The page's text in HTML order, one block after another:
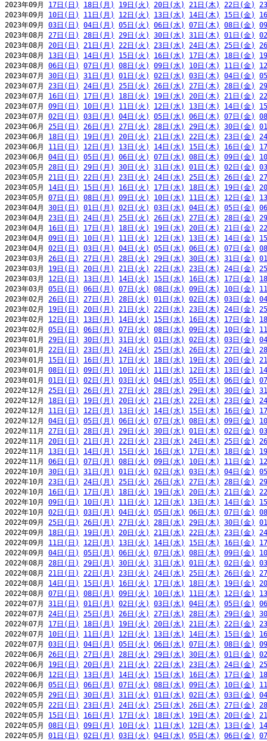
2023年09月 17日(日) 18日(月) 19日(火) 20日(水) 21日(木) 22日(金)
2023年09月 10日(日) 11日(月) 12日(火) 13日(水) 14日(木) 15日(金)
2023年09月 03日(日) 04日(月) 05日(火) 06日(水) 07日(木) 08日(金)
2023年08月 27日(日) 28日(月) 29日(火) 30日(水) 31日(木) 01日(金)
2023年08月 20日(日) 21日(月) 22日(火) 23日(水) 24日(木) 25日(金)
2023年08月 13日(日) 14日(月) 15日(火) 16日(水) 17日(木) 18日(金)
2023年08月 06日(日) 07日(月) 08日(火) 09日(水) 10日(木) 11日(金)
2023年07月 30日(日) 31日(月) 01日(火) 02日(水) 03日(木) 04日(金)
2023年07月 23日(日) 24日(月) 25日(火) 26日(水) 27日(木) 28日(金)
2023年07月 16日(日) 17日(月) 18日(火) 19日(水) 20日(木) 21日(金)
2023年07月 09日(日) 10日(月) 11日(火) 12日(水) 13日(木) 14日(金)
2023年07月 02日(日) 03日(月) 04日(火) 05日(水) 06日(木) 07日(金)
2023年06月 25日(日) 26日(月) 27日(火) 28日(水) 29日(木) 30日(金)
2023年06月 18日(日) 19日(月) 20日(火) 21日(水) 22日(木) 23日(金)
2023年06月 11日(日) 12日(月) 13日(火) 14日(水) 15日(木) 16日(金)
2023年06月 04日(日) 05日(月) 06日(火) 07日(水) 08日(木) 09日(金)
2023年05月 28日(日) 29日(月) 30日(火) 31日(水) 01日(木) 02日(金)
2023年05月 21日(日) 22日(月) 23日(火) 24日(水) 25日(木) 26日(金)
2023年05月 14日(日) 15日(月) 16日(火) 17日(水) 18日(木) 19日(金)
2023年05月 07日(日) 08日(月) 09日(火) 10日(水) 11日(木) 12日(金)
2023年04月 30日(日) 01日(月) 02日(火) 03日(水) 04日(木) 05日(金)
2023年04月 23日(日) 24日(月) 25日(火) 26日(水) 27日(木) 28日(金)
2023年04月 16日(日) 17日(月) 18日(火) 19日(水) 20日(木) 21日(金)
2023年04月 09日(日) 10日(月) 11日(火) 12日(水) 13日(木) 14日(金)
2023年04月 02日(日) 03日(月) 04日(火) 05日(水) 06日(木) 07日(金)
2023年03月 26日(日) 27日(月) 28日(火) 29日(水) 30日(木) 31日(金)
2023年03月 19日(日) 20日(月) 21日(火) 22日(水) 23日(木) 24日(金)
2023年03月 12日(日) 13日(月) 14日(火) 15日(水) 16日(木) 17日(金)
2023年03月 05日(日) 06日(月) 07日(火) 08日(水) 09日(木) 10日(金)
2023年02月 26日(日) 27日(月) 28日(火) 01日(水) 02日(木) 03日(金)
2023年02月 19日(日) 20日(月) 21日(火) 22日(水) 23日(木) 24日(金)
2023年02月 12日(日) 13日(月) 14日(火) 15日(水) 16日(木) 17日(金)
2023年02月 05日(日) 06日(月) 07日(火) 08日(水) 09日(木) 10日(金)
2023年01月 29日(日) 30日(月) 31日(火) 01日(水) 02日(木) 03日(金)
2023年01月 22日(日) 23日(月) 24日(火) 25日(水) 26日(木) 27日(金)
2023年01月 15日(日) 16日(月) 17日(火) 18日(水) 19日(木) 20日(金)
2023年01月 08日(日) 09日(月) 10日(火) 11日(水) 12日(木) 13日(金)
2023年01月 01日(日) 02日(月) 03日(火) 04日(水) 05日(木) 06日(金)
2022年12月 25日(日) 26日(月) 27日(火) 28日(水) 29日(木) 30日(金)
2022年12月 18日(日) 19日(月) 20日(火) 21日(水) 22日(木) 23日(金)
2022年12月 11日(日) 12日(月) 13日(火) 14日(水) 15日(木) 16日(金)
2022年12月 04日(日) 05日(月) 06日(火) 07日(水) 08日(木) 09日(金)
2022年11月 27日(日) 28日(月) 29日(火) 30日(水) 01日(木) 02日(金)
2022年11月 20日(日) 21日(月) 22日(火) 23日(水) 24日(木) 25日(金)
2022年11月 13日(日) 14日(月) 15日(火) 16日(水) 17日(木) 18日(金)
2022年11月 06日(日) 07日(月) 08日(火) 09日(水) 10日(木) 11日(金)
2022年10月 30日(日) 31日(月) 01日(火) 02日(水) 03日(木) 04日(金)
2022年10月 23日(日) 24日(月) 25日(火) 26日(水) 27日(木) 28日(金)
2022年10月 16日(日) 17日(月) 18日(火) 19日(水) 20日(木) 21日(金)
2022年10月 09日(日) 10日(月) 11日(火) 12日(水) 13日(木) 14日(金)
2022年10月 02日(日) 03日(月) 04日(火) 05日(水) 06日(木) 07日(金)
2022年09月 25日(日) 26日(月) 27日(火) 28日(水) 29日(木) 30日(金)
2022年09月 18日(日) 19日(月) 20日(火) 21日(水) 22日(木) 23日(金)
2022年09月 11日(日) 12日(月) 13日(火) 14日(水) 15日(木) 16日(金)
2022年09月 04日(日) 05日(月) 06日(火) 07日(水) 08日(木) 09日(金)
2022年08月 28日(日) 29日(月) 30日(火) 31日(水) 01日(木) 02日(金)
2022年08月 21日(日) 22日(月) 23日(火) 24日(水) 25日(木) 26日(金)
2022年08月 14日(日) 15日(月) 16日(火) 17日(水) 18日(木) 19日(金)
2022年08月 07日(日) 08日(月) 09日(火) 10日(水) 11日(木) 12日(金)
2022年07月 31日(日) 01日(月) 02日(火) 03日(水) 04日(木) 05日(金)
2022年07月 24日(日) 25日(月) 26日(火) 27日(水) 28日(木) 29日(金)
2022年07月 17日(日) 18日(月) 19日(火) 20日(水) 21日(木) 22日(金)
2022年07月 10日(日) 11日(月) 12日(火) 13日(水) 14日(木) 15日(金)
2022年07月 03日(日) 04日(月) 05日(火) 06日(水) 07日(木) 08日(金)
2022年06月 26日(日) 27日(月) 28日(火) 29日(水) 30日(木) 01日(金)
2022年06月 19日(日) 20日(月) 21日(火) 22日(水) 23日(木) 24日(金)
2022年06月 12日(日) 13日(月) 14日(火) 15日(水) 16日(木) 17日(金)
2022年06月 05日(日) 06日(月) 07日(火) 08日(水) 09日(木) 10日(金)
2022年05月 29日(日) 30日(月) 31日(火) 01日(水) 02日(木) 03日(金)
2022年05月 22日(日) 23日(月) 24日(火) 25日(水) 26日(木) 27日(金)
2022年05月 15日(日) 16日(月) 17日(火) 18日(水) 19日(木) 20日(金)
2022年05月 08日(日) 09日(月) 10日(火) 11日(水) 12日(木) 13日(金)
2022年05月 01日(日) 02日(月) 03日(火) 04日(水) 05日(木) 06日(金)